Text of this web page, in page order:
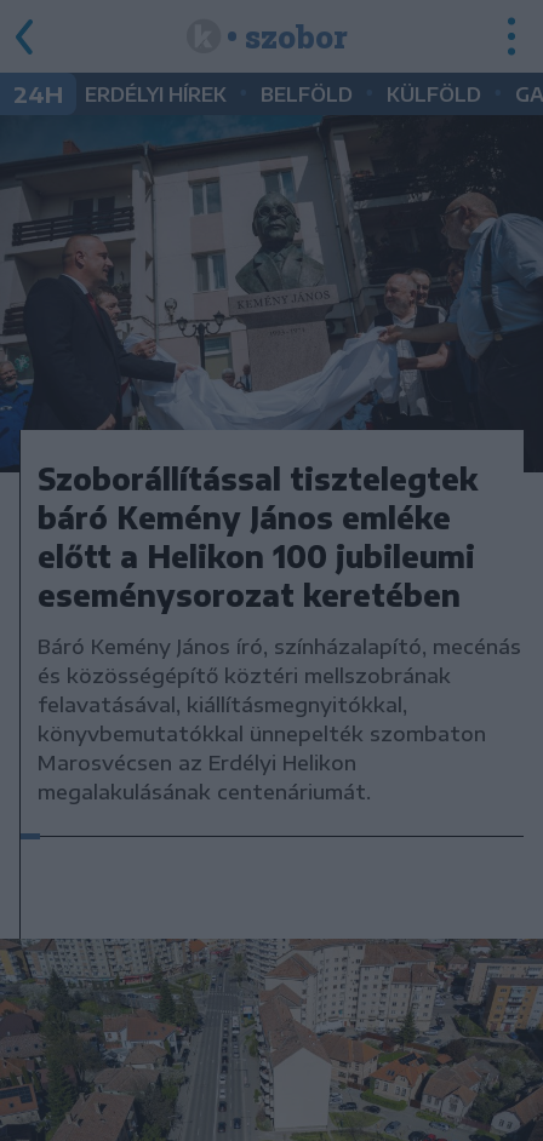
• szobor
24H ERDÉLYI HÍREK BELFÖLD KÜLFÖLD
Szoborállítással tisztelegtek
báró Kemény János emléke
előtt a Helikon 100 jubileumi
eseménysorozat keretében
Báró Kemény János író, színházalapító, mecénás
és közösségépítő köztéri mellszobrának
felavatásával, kiállításmegnyitókkal,
könyvbemutatókkal ünnepelték szombaton
Marosvécsen az Erdélyi Helikon
megalakulásának centenáriumát.